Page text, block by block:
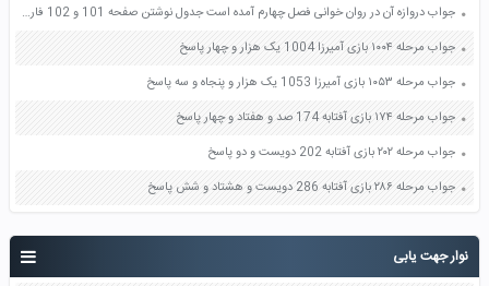
نوار جهت یابی
جواب دروازه آن در روان خوانی فصل چهارم آمده است جدول نوشتن صفحه 101 و 102 فارسی نهم
جواب مرحله ۱۰۰۴ بازی آمیرزا 1004 یک هزار و چهار پاسخ
جواب مرحله ۱۰۵۳ بازی آمیرزا 1053 یک هزار و پنجاه و سه پاسخ
جواب مرحله ۱۷۴ بازی آفتابه 174 صد و هفتاد و چهار پاسخ
جواب مرحله ۲۰۲ بازی آفتابه 202 دویست و دو پاسخ
جواب مرحله ۲۸۶ بازی آفتابه 286 دویست و هشتاد و شش پاسخ